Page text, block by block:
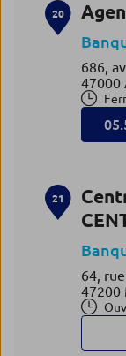
20
686,
47000
21
64,
47200